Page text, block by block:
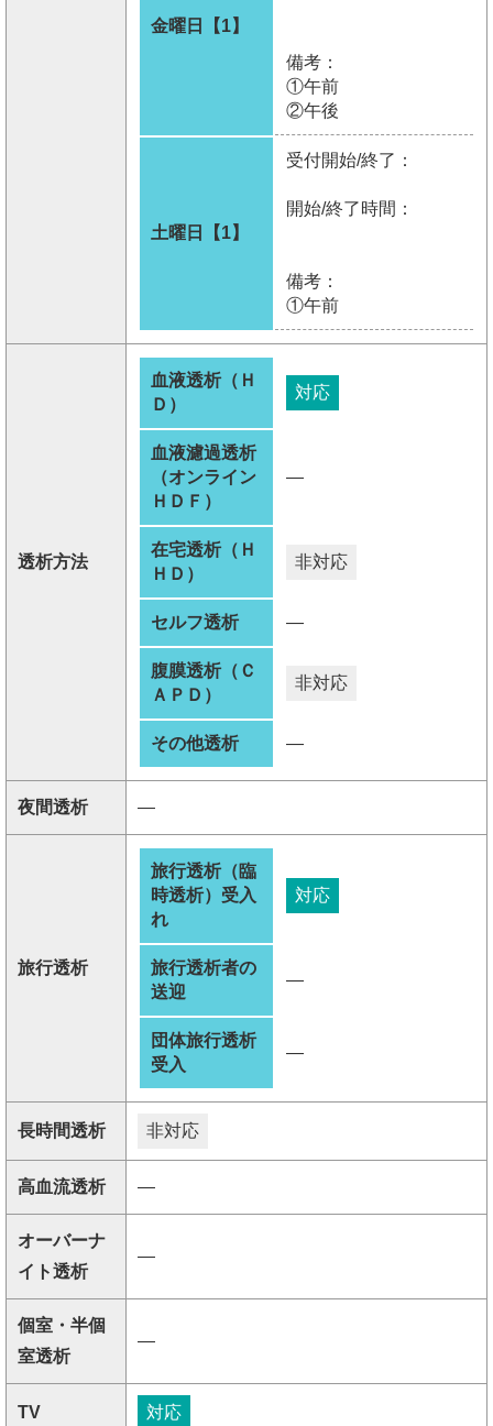
金曜日【1】
備考：
①午前
②午後
土曜日【1】
受付開始/終了：
開始/終了時間：
備考：
①午前
透析方法
血液透析（Ｈ
Ｄ）
対応
血液濾過透析
（オンライン
ＨＤＦ）
―
在宅透析（Ｈ
ＨＤ）
非対応
セルフ透析 ―
腹膜透析（Ｃ
ＡＰＤ）
非対応
その他透析 ―
夜間透析 ―
旅行透析
旅行透析（臨
時透析）受入
れ
対応
旅行透析者の
送迎
―
団体旅行透析
受入
―
長時間透析 非対応
高血流透析 ―
オーバーナ
イト透析
―
個室・半個
室透析
―
TV 対応